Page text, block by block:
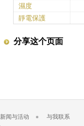
濕度
靜電保護
分享这个页面
新闻与活动
与我联系